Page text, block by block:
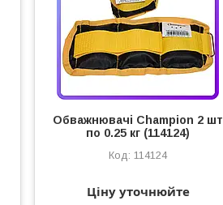
Обважнювачі Champion 2 шт
по 0.25 кг (114124)
114124
Ціну уточнюйте